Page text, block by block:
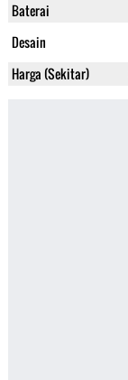
Baterai
Desain
Harga (Sekitar)